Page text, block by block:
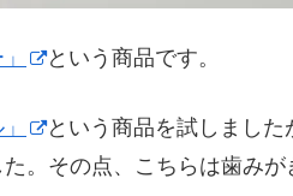
という商品です。
という商品を試しまし
。その点、こちらは歯み